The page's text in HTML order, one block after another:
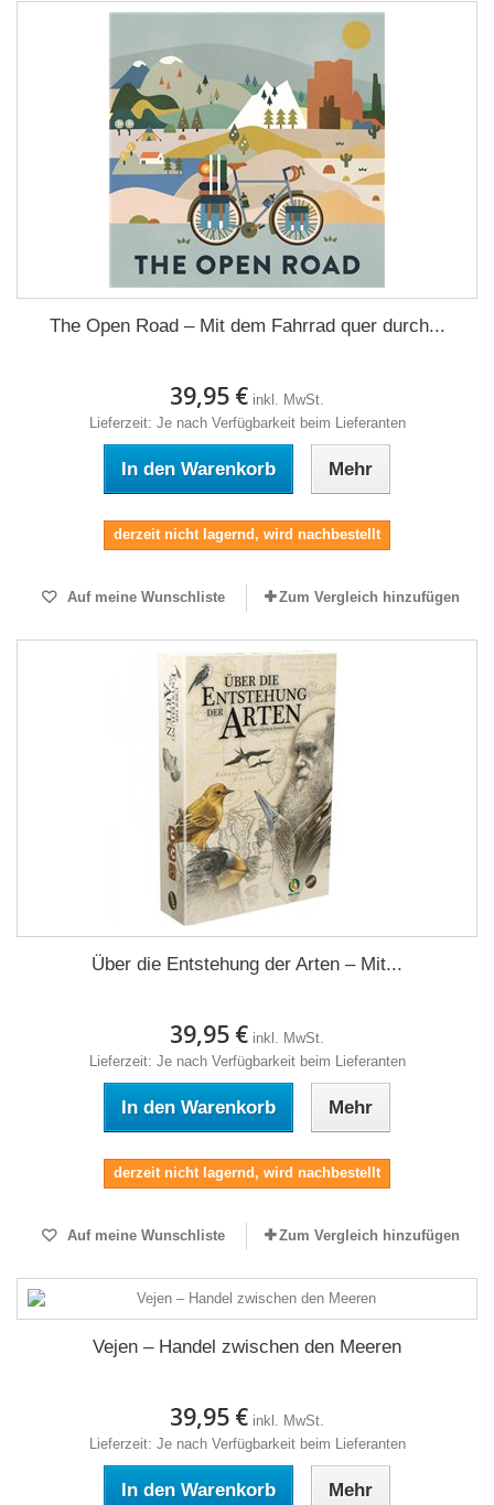
The Open Road – Mit dem Fahrrad quer durch...
39,95 € inkl. MwSt.
Lieferzeit: Je nach Verfügbarkeit beim Lieferanten
In den Warenkorb Mehr
derzeit nicht lagernd, wird nachbestellt
Auf meine Wunschliste Zum Vergleich hinzufügen
Über die Entstehung der Arten – Mit...
39,95 € inkl. MwSt.
Lieferzeit: Je nach Verfügbarkeit beim Lieferanten
In den Warenkorb Mehr
derzeit nicht lagernd, wird nachbestellt
Auf meine Wunschliste Zum Vergleich hinzufügen
Vejen – Handel zwischen den Meeren
39,95 € inkl. MwSt.
Lieferzeit: Je nach Verfügbarkeit beim Lieferanten
In den Warenkorb Mehr